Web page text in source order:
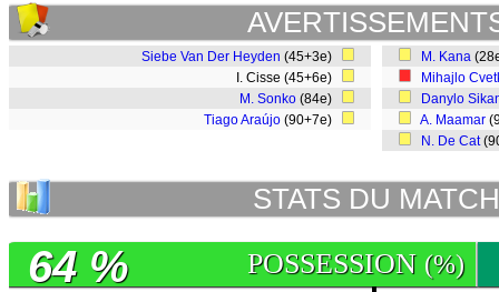
Siebe Van Der Heyden (45+3e)
I. Cisse (45+6e)
M. Sonko (84e)
Tiago Araújo (90+7e)
M. Kana
Mihajlo
Danylo
A. Maamar
N. De Cat
STATS DU MATCH
POSSESSION (%)
64 %